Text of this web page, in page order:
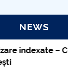
NEWS
a